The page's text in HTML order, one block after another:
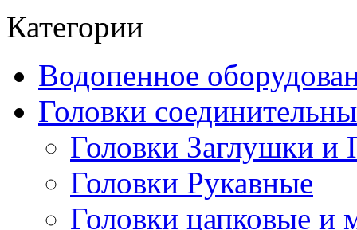
Категории
Водопенное
Головки
Головки Заглушки и
Головки Рукавные
Головки цапковые и